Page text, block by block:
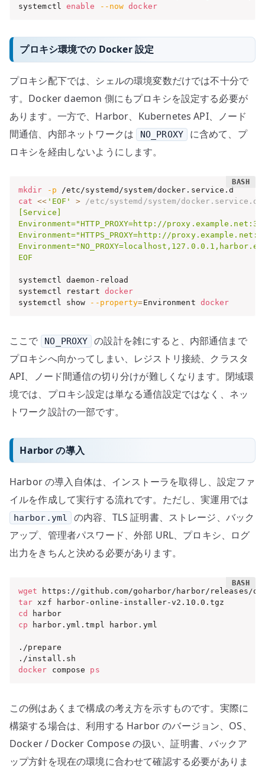
systemctl enable --now docker
プロキシ環境での Docker 設定
プロキシ配下では、シェルの環境変数だけでは不十分で
す。Docker daemon 側にもプロキシを設定する必要が
あります。一方で、Harbor、Kubernetes API、ノード
間通信、内部ネットワークは
NO_PROXY
に含めて、プ
ロキシを経由しないようにします。
mkdir -p
cat
<< 'EOF' > /etc/systemd/system/docker.service.d/
[Service]
Environment="HTTP_PROXY=http://
Environment="HTTPS_PROXY=http://
EOF
systemctl daemon-reload
systemctl restart docker
systemctl show
--property=Environment docker
ここで NO_PROXY
の設計を雑にすると、内部通信まで
プロキシへ向かってしまい、レジストリ接続、クラスタ
API、ノード間通信の切り分けが難しくなります。閉域環
境では、プロキシ設定は単なる通信設定ではなく、ネッ
トワーク設計の一部です。
Harbor の導入
Harbor の導入自体は、インストーラを取得し、設定ファ
イルを作成して実行する流れです。ただし、実運用では
harbor.yml
の内容、TLS 証明書、ストレージ、バック
アップ、管理者パスワード、外部 URL、プロキシ、ログ
出力をきちんと決める必要があります。
wget
tar
cd
harbor
cp harbor.yml.tmpl harbor.yml
./prepare
docker compose ps
この例はあくまで構成の考え方を示すものです。実際に
構築する場合は、利用する Harbor のバージョン、OS、
Docker / Docker Compose の扱い、証明書、バックア
ップ方針を現在の環境に合わせて確認する必要がありま